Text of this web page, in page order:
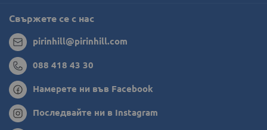
Свържете се с нас
pirinhill@pirinhill.com
088 418 43 30
Намерете ни във Facebook
Последвайте ни в Instagram